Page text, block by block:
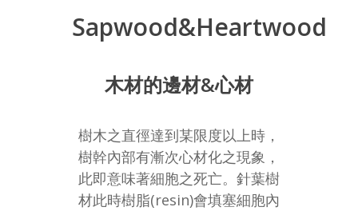
Sapwood&Heartwood
木材的邊材&心材
樹木之直徑達到某限度以上時，
樹幹內部有漸次心材化之現象，
此即意味著細胞之死亡。針葉樹
材此時樹脂(resin)會填塞細胞內